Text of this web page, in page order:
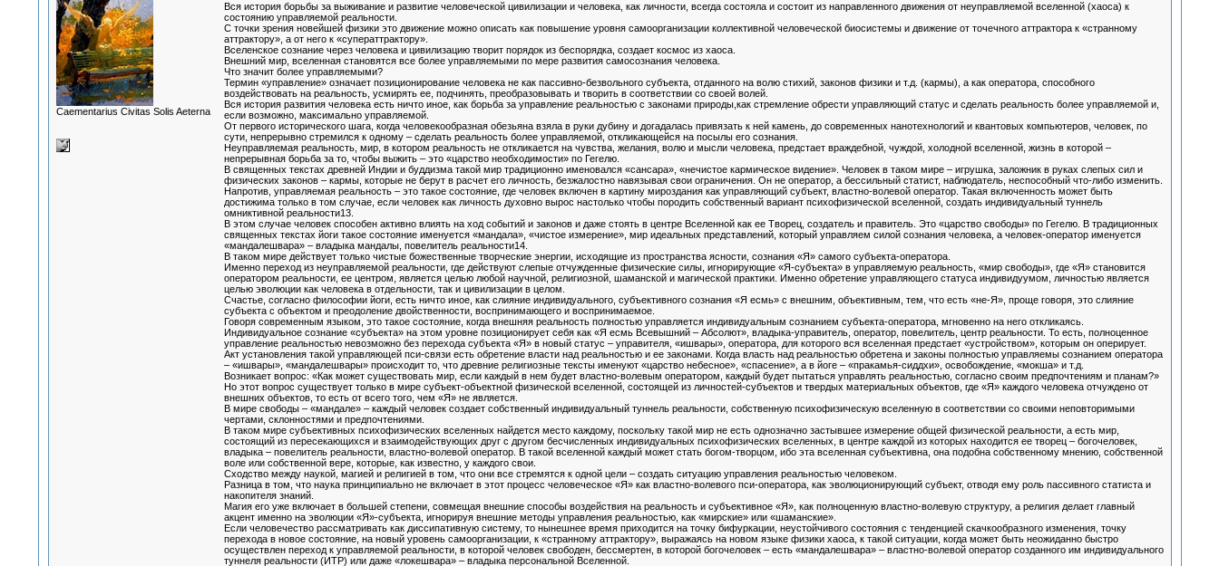
Сaementarius Civitas Solis Aeterna
Вся история борьбы за выживание и развитие человеческой цивилизации и человека, как личности, всегда состояла и состоит из направленного движения от неуправляемой вселенной (хаоса) к
состоянию управляемой реальности.
С точки зрения новейшей физики это движение можно описать как повышение уровня самоорганизации коллективной человеческой биосистемы и движение от точечного аттрактора к «странному
аттрактору», а от него к «суператтрактору».
Вселенское сознание через человека и цивилизацию творит порядок из беспорядка, создает космос из хаоса.
Внешний мир, вселенная становятся все более управляемыми по мере развития самосознания человека.
Что значит более управляемыми?
Термин «управление» означает позиционирование человека не как пассивно-безвольного субъекта, отданного на волю стихий, законов физики и т.д. (кармы), а как оператора, способного
воздействовать на реальность, усмирять ее, подчинять, преобразовывать и творить в соответствии со своей волей.
Вся история развития человека есть ничто иное, как борьба за управление реальностью с законами природы,как стремление обрести управляющий статус и сделать реальность более управляемой и,
если возможно, максимально управляемой.
От первого исторического шага, когда человекообразная обезьяна взяла в руки дубину и догадалась привязать к ней камень, до современных нанотехнологий и квантовых компьютеров, человек, по
сути, непрерывно стремился к одному – сделать реальность более управляемой, откликающейся на посылы его сознания.
Неуправляемая реальность, мир, в котором реальность не откликается на чувства, желания, волю и мысли человека, предстает враждебной, чуждой, холодной вселенной, жизнь в которой –
непрерывная борьба за то, чтобы выжить – это «царство необходимости» по Гегелю.
В священных текстах древней Индии и буддизма такой мир традиционно именовался «сансара», «нечистое кармическое видение». Человек в таком мире – игрушка, заложник в руках слепых сил и
физических законов – кармы, которые не берут в расчет его личность, безжалостно навязывая свои ограничения. Он не оператор, а бессильный статист, наблюдатель, неспособный что-либо изменить.
Напротив, управляемая реальность – это такое состояние, где человек включен в картину мироздания как управляющий субъект, властно-волевой оператор. Такая включенность может быть
достижима только в том случае, если человек как личность духовно вырос настолько чтобы породить собственный вариант психофизической вселенной, создать индивидуальный туннель
омниктивной реальности13.
В этом случае человек способен активно влиять на ход событий и законов и даже стоять в центре Вселенной как ее Творец, создатель и правитель. Это «царство свободы» по Гегелю. В традиционных
священных текстах йоги такое состояние именуется «мандала», «чистое измерение», мир идеальных представлений, который управляем силой сознания человека, а человек-оператор именуется
«мандалешвара» – владыка мандалы, повелитель реальности14.
В таком мире действует только чистые божественные творческие энергии, исходящие из пространства ясности, сознания «Я» самого субъекта-оператора.
Именно переход из неуправляемой реальности, где действуют слепые отчужденные физические силы, игнорирующие «Я-субъекта» в управляемую реальность, «мир свободы», где «Я» становится
оператором реальности, ее центром, является целью любой научной, религиозной, шаманской и магической практики. Именно обретение управляющего статуса индивидуумом, личностью является
целью эволюции как человека в отдельности, так и цивилизации в целом.
Счастье, согласно философии йоги, есть ничто иное, как слияние индивидуального, субъективного сознания «Я есмь» с внешним, объективным, тем, что есть «не-Я», проще говоря, это слияние
субъекта с объектом и преодоление двойственности, воспринимающего и воспринимаемое.
Говоря современным языком, это такое состояние, когда внешняя реальность полностью управляется индивидуальным сознанием субъекта-оператора, мгновенно на него откликаясь.
Индивидуальное сознание «субъекта» на этом уровне позиционирует себя как «Я есмь Всевышний – Абсолют», владыка-управитель, оператор, повелитель, центр реальности. То есть, полноценное
управление реальностью невозможно без перехода субъекта «Я» в новый статус – управителя, «ишвары», оператора, для которого вся вселенная предстает «устройством», которым он оперирует.
Акт установления такой управляющей пси-связи есть обретение власти над реальностью и ее законами. Когда власть над реальностью обретена и законы полностью управляемы сознанием оператора
– «ишвары», «мандалешвары» происходит то, что древние религиозные тексты именуют «царство небесное», «спасение», а в йоге – «пракамья-сиддхи», освобождение, «мокша» и т.д.
Возникает вопрос: «Как может существовать мир, если каждый в нем будет властно-волевым оператором, каждый будет пытаться управлять реальностью, согласно своим предпочтениям и планам?»
Но этот вопрос существует только в мире субъект-объектной физической вселенной, состоящей из личностей-субъектов и твердых материальных объектов, где «Я» каждого человека отчуждено от
внешних объектов, то есть от всего того, чем «Я» не является.
В мире свободы – «мандале» – каждый человек создает собственный индивидуальный туннель реальности, собственную психофизическую вселенную в соответствии со своими неповторимыми
чертами, склонностями и предпочтениями.
В таком мире субъективных психофизических вселенных найдется место каждому, поскольку такой мир не есть однозначно застывшее измерение общей физической реальности, а есть мир,
состоящий из пересекающихся и взаимодействующих друг с другом бесчисленных индивидуальных психофизических вселенных, в центре каждой из которых находится ее творец – богочеловек,
владыка – повелитель реальности, властно-волевой оператор. В такой вселенной каждый может стать богом-творцом, ибо эта вселенная субъективна, она подобна собственному мнению, собственной
воле или собственной вере, которые, как известно, у каждого свои.
Сходство между наукой, магией и религией в том, что они все стремятся к одной цели – создать ситуацию управления реальностью человеком.
Разница в том, что наука принципиально не включает в этот процесс человеческое «Я» как властно-волевого пси-оператора, как эволюционирующий субъект, отводя ему роль пассивного статиста и
накопителя знаний.
Магия его уже включает в большей степени, совмещая внешние способы воздействия на реальность и субъективное «Я», как полноценную властно-волевую структуру, а религия делает главный
акцент именно на эволюции «Я»-субъекта, игнорируя внешние методы управления реальностью, как «мирские» или «шаманские».
Если человечество рассматривать как диссипативную систему, то нынешнее время приходится на точку бифуркации, неустойчивого состояния с тенденцией скачкообразного изменения, точку
перехода в новое состояние, на новый уровень самоорганизации, к «странному аттрактору», выражаясь на новом языке физики хаоса, к такой ситуации, когда может быть неожиданно быстро
осуществлен переход к управляемой реальности, в которой человек свободен, бессмертен, в которой богочеловек – есть «мандалешвара» – властно-волевой оператор созданного им индивидуального
туннеля реальности (ИТР) или даже «локешвара» – владыка персональной Вселенной.